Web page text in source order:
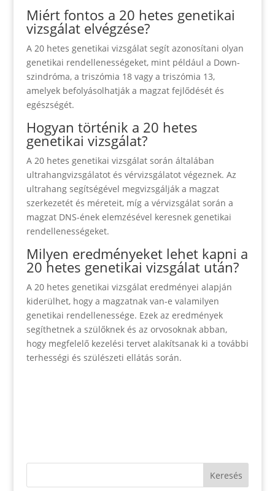
Miért fontos a 20 hetes genetikai
vizsgálat elvégzése?
A 20 hetes genetikai vizsgálat segít azonosítani olyan
genetikai rendellenességeket, mint például a Down-
szindróma, a triszómia 18 vagy a triszómia 13,
amelyek befolyásolhatják a magzat fejlődését és
egészségét.
Hogyan történik a 20 hetes
genetikai vizsgálat?
A 20 hetes genetikai vizsgálat során általában
ultrahangvizsgálatot és vérvizsgálatot végeznek. Az
ultrahang segítségével megvizsgálják a magzat
szerkezetét és méreteit, míg a vérvizsgálat során a
magzat DNS-ének elemzésével keresnek genetikai
rendellenességeket.
Milyen eredményeket lehet kapni a
20 hetes genetikai vizsgálat után?
A 20 hetes genetikai vizsgálat eredményei alapján
kiderülhet, hogy a magzatnak van-e valamilyen
genetikai rendellenessége. Ezek az eredmények
segíthetnek a szülőknek és az orvosoknak abban,
hogy megfelelő kezelési tervet alakítsanak ki a további
terhességi és szülészeti ellátás során.
Keresés